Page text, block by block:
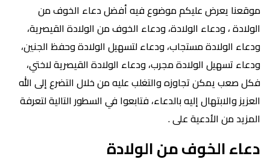
موقعنا يعرض عليكم موضوع فيه أفضل دعاء الخوف من
الولادة ، ودعاء الولادة، ودعاء الخوف من الولادة القيصرية،
ودعاء الولادة مستجاب، ودعاء لتسهيل الولادة وحفظ الجنين،
ودعاء تسهيل الولادة مجرب، ودعاء الولادة القيصرية لاختي،
فكل صعب يمكن تجاوزه والتغلب عليه من خلال التضرع إلى الله
العزيز والابتهال إليه بالدعاء، فتابعوا في السطور التالية لتعرفة
المزيد من الأدعية على .
دعاء الخوف من الولادة